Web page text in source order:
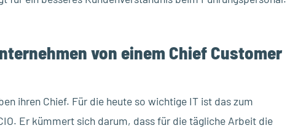
von einem Chief Customer
ihren Chief. Für die heute so wichtige IT ist das zum
Er kümmert sich darum, dass für die tägliche Arbeit die